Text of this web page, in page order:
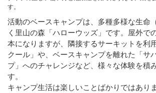
す。
活動のベースキャンプは、多種多様な生命
く里山の森「ハローウッズ」です。屋外で
本になりますが、隣接するサーキットを利
クール」や、ベースキャンプを離れた「サ
プ」へのチャレンジなど、様々な体験を積
す。
キャンプ生活は楽しいことばかりではあり